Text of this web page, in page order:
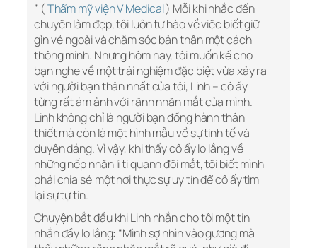
” (Thẩm mỹ viện V Medical) Mỗi khi nhắc đến
chuyện làm đẹp, tôi luôn tự hào về việc biết giữ
gìn vẻ ngoài và chăm sóc bản thân một cách
thông minh. Nhưng hôm nay, tôi muốn kể cho
bạn nghe về một trải nghiệm đặc biệt vừa xảy ra
với người bạn thân nhất của tôi, Linh – cô ấy
từng rất ám ảnh với rãnh nhăn mắt của mình.
Linh không chỉ là người bạn đồng hành thân
thiết mà còn là một hình mẫu về sự tinh tế và
duyên dáng. Vì vậy, khi thấy cô ấy lo lắng về
những nếp nhăn li ti quanh đôi mắt, tôi biết mình
phải chia sẻ một nơi thực sự uy tín để cô ấy tìm
lại sự tự tin.
Chuyện bắt đầu khi Linh nhắn cho tôi một tin
nhắn đầy lo lắng: “Mình sợ nhìn vào gương mà